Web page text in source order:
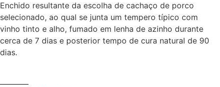
Enchido resultante da escolha de cachaço de porco
selecionado, ao qual se junta um tempero típico com
vinho tinto e alho, fumado em lenha de azinho durante
cerca de 7 dias e posterior tempo de cura natural de 90
dias.